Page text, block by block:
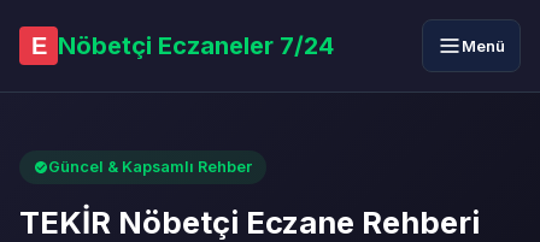
E Nöbetçi Eczaneler 7/24 Menü
Güncel & Kapsamlı Rehber
TEKİR Nöbetçi Eczane Rehberi